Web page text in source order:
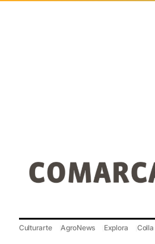
Culturarte AgroNews Explora Colla